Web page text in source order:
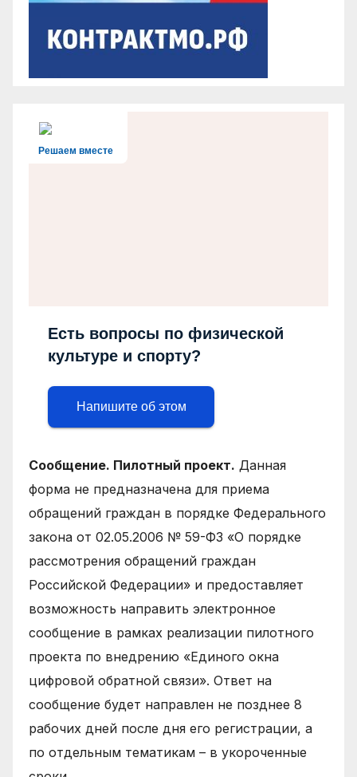
Решаем вместе
Есть вопросы по физической
культуре и спорту?
Напишите об этом
Сообщение. Пилотный проект. Данная
форма не предназначена для приема
обращений граждан в порядке Федерального
закона от 02.05.2006 № 59-ФЗ «О порядке
рассмотрения обращений граждан
Российской Федерации» и предоставляет
возможность направить электронное
сообщение в рамках реализации пилотного
проекта по внедрению «Единого окна
цифровой обратной связи». Ответ на
сообщение будет направлен не позднее 8
рабочих дней после дня его регистрации, а
по отдельным тематикам – в укороченные